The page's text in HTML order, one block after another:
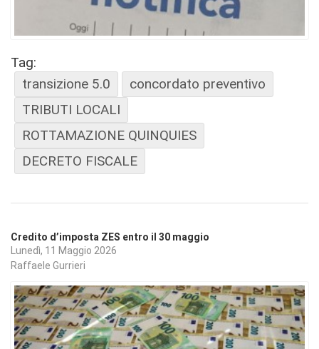
Tag:
transizione 5.0
concordato preventivo
TRIBUTI LOCALI
ROTTAMAZIONE QUINQUIES
DECRETO FISCALE
Credito d’imposta ZES entro il 30 maggio
Lunedì, 11 Maggio 2026
Raffaele Gurrieri